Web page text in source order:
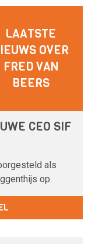
LAATSTE
OVER
FRED VAN
BEERS
CEO SIF
als
op.